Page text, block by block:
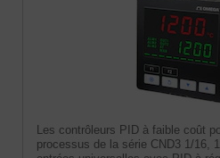
Les contrôleurs PID à faible coût
processus de la série CND3 1/16,